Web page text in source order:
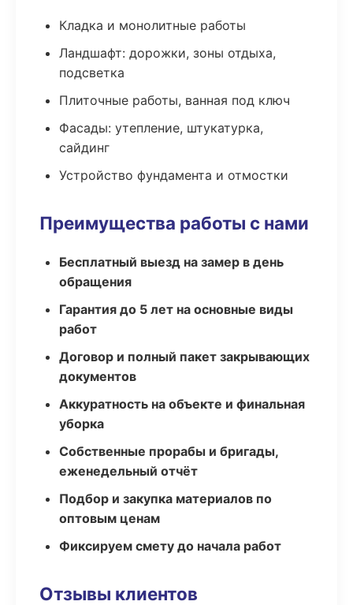
Кладка и монолитные работы
Ландшафт: дорожки, зоны отдыха,
подсветка
Плиточные работы, ванная под ключ
Фасады: утепление, штукатурка,
сайдинг
Устройство фундамента и отмостки
Преимущества работы с нами
Бесплатный выезд на замер в день
обращения
Гарантия до 5 лет на основные виды
работ
Договор и полный пакет закрывающих
документов
Аккуратность на объекте и финальная
уборка
Собственные прорабы и бригады,
еженедельный отчёт
Подбор и закупка материалов по
оптовым ценам
Фиксируем смету до начала работ
Отзывы клиентов